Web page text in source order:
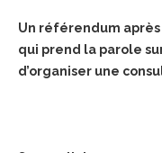
Un référendum après
qui prend la parole
d’organiser une